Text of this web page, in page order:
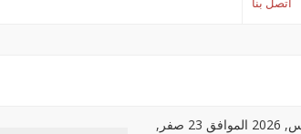
مواعيد الصلاة في مدينة دورتموند، اليوم السبت بتاريخ 08 أغسطس, 2026 الموافق 23 صفر,